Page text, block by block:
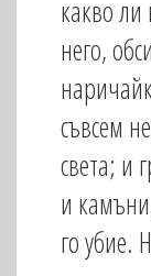
какво
него,
съвсем
света; и
и
го убие.